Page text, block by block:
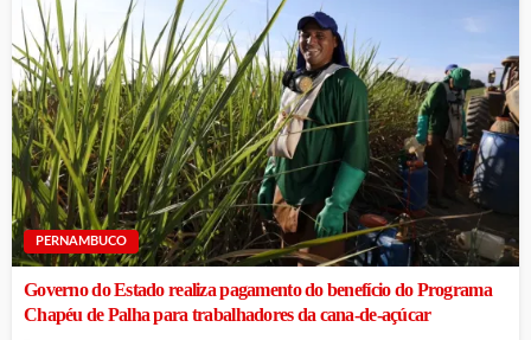
PERNAMBUCO
Governo do Estado realiza pagamento do benefício do Programa
Chapéu de Palha para trabalhadores da cana-de-açúcar